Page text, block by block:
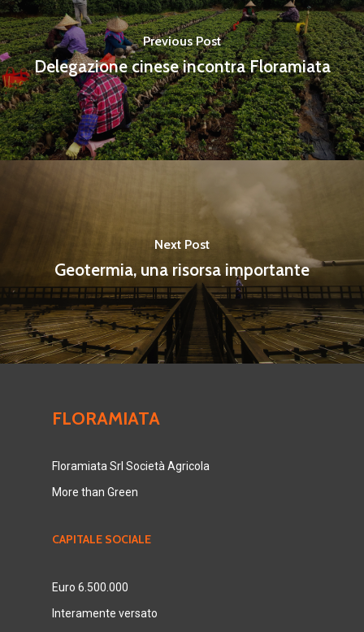
Previous Post
Delegazione cinese incontra Floramiata
Next Post
Geotermia, una risorsa importante
FLORAMIATA
Floramiata Srl Società Agricola
More than Green
CAPITALE SOCIALE
Euro 6.500.000
Interamente versato